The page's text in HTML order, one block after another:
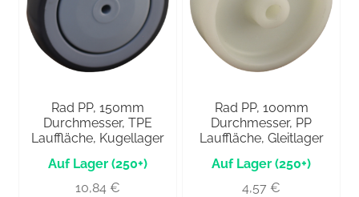
Rad PP, 150mm
Durchmesser, TPE
Lauffläche, Kugellager
(250+)
10,84 €
Rad PP, 100mm
Durchmesser, PP
Lauffläche, Gleitlager
(250+)
4,57€